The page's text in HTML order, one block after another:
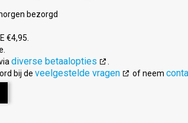
bezorgd
€4,95.
diverse betaalopties
.
bij de veelgestelde vragen of neem